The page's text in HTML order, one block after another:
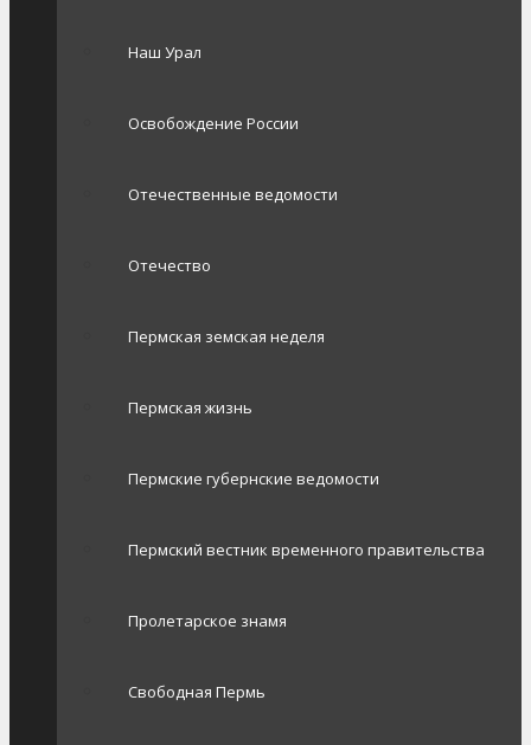
Наш Урал
Освобождение России
Отечественные ведомости
Отечество
Пермская земская неделя
Пермская жизнь
Пермские губернские ведомости
Пермский вестник временного правительства
Пролетарское знамя
Свободная Пермь